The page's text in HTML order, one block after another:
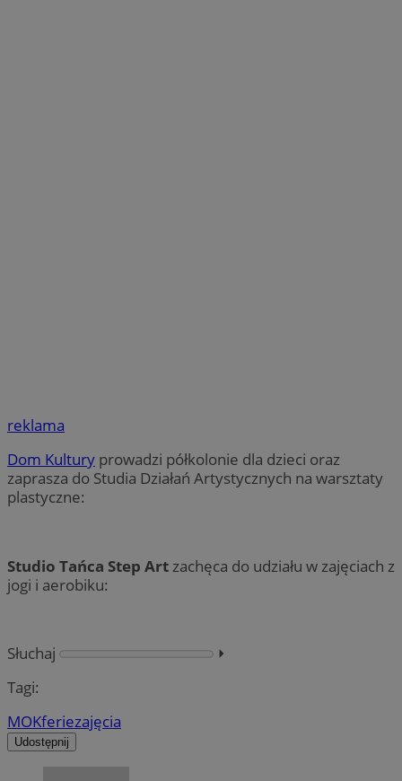
reklama
Dom Kultury prowadzi półkolonie dla dzieci oraz
zaprasza do Studia Działań Artystycznych na warsztaty
plastyczne:
Studio Tańca Step Art zachęca do udziału w zajęciach z
jogi i aerobiku:
Słuchaj
⏵︎
Tagi:
MOKferiezajęcia
Udostępnij